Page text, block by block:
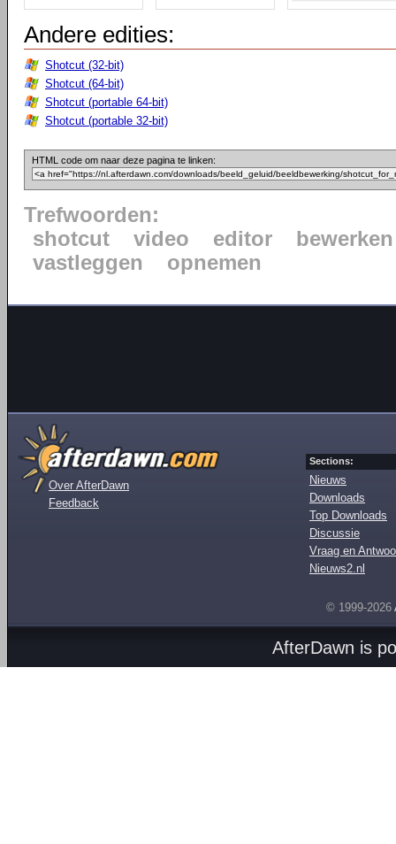
Andere edities:
Shotcut (32-bit)
Shotcut (64-bit)
Shotcut (portable 64-bit)
Shotcut (portable 32-bit)
HTML code om naar deze pagina te linken:
Trefwoorden:
shotcut
video editor
bewerken
vastleggen
opnemen
Over AfterDawn
Feedback
Sections:
Nieuws
Downloads
Top Downloads
Discussie
Vraag en
Nieuws2.nl
© 1999-2026
AfterDawn is